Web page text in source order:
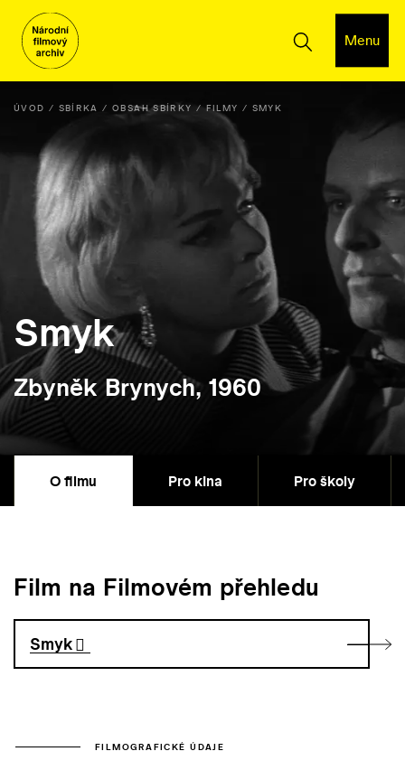
Menu
ÚVOD SBÍRKA OBSAH SBÍRKY FILMY SMYK
Smyk
Zbyněk Brynych, 1960
O filmu Pro kina Pro školy
Film na Filmovém přehledu
Smyk
FILMOGRAFICKÉ ÚDAJE